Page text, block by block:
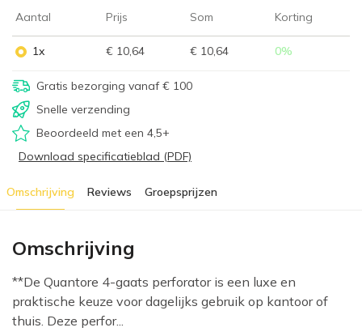
Aantal Prijs Som Korting
1x € 10,64 € 10,64 0%
Gratis bezorging vanaf € 100
Snelle verzending
Beoordeeld met een 4,5+
Download specificatieblad (PDF)
Omschrijving Reviews Groepsprijzen
Omschrijving
**De Quantore 4-gaats perforator is een luxe en
praktische keuze voor dagelijks gebruik op kantoor of
thuis. Deze perfor...